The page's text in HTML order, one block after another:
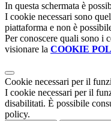
In questa schermata è
I cookie necessari sono
piattaforma e non è
Per conoscere quali sono i
visionare la COOKIE
Cookie necessari per il
I cookie necessari per il
disabilitati. È possibile
policy.